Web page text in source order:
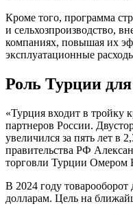
Кроме того, программа
и сельхозпроизводство,
компаниях, повышая их
эксплуатационные
Роль Турции
«Турция входит в тройку
партнеров России.
увеличился за пять лет в
правительства РФ
торговли Турции Омером
В 2024 году
долларам. Цель на